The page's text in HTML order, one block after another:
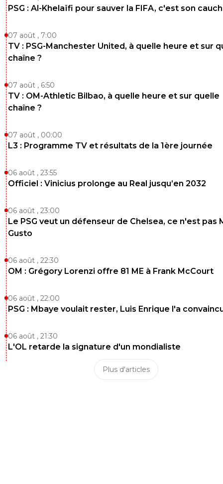
PSG : Al-Khelaïfi pour sauver la FIFA, c'est son
07 août , 7:00
TV : PSG-Manchester United, à quelle heure et sur
chaîne ?
07 août , 6:50
TV : OM-Athletic Bilbao, à quelle heure et sur quelle
chaîne ?
07 août , 00:00
L3 : Programme TV et résultats de la 1ère journée
06 août , 23:55
Officiel : Vinicius prolonge au Real jusqu’en 2032
06 août , 23:00
Le PSG veut un défenseur de Chelsea, ce n'est pas
Gusto
06 août , 22:30
OM : Grégory Lorenzi offre 81 ME à Frank McCourt
06 août , 22:00
PSG : Mbaye voulait rester, Luis Enrique l'a
06 août , 21:30
L'OL retarde la signature d'un mondialiste
Plus d'articles